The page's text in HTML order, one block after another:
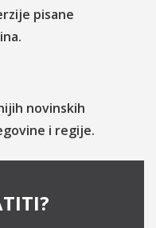
pisane
novinskih
i regije.